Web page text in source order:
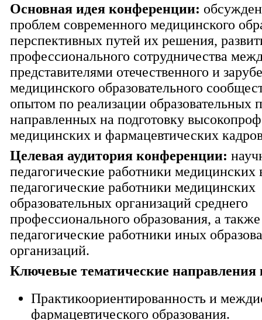
Основная идея конференции:
проблем современного медицинского
перспективных путей их решения,
профессионального сотрудничества
представителями отечественного и
медицинского образовательного
опытом по реализации образовательных
направленных на подготовку
медицинских и фармацевтических
Целевая аудитория конференции:
педагогические работники
педагогические работники медицинских
образовательных организаций среднего
профессионального образования, а также
педагогические работники иных
организаций.
Ключевые тематические
Практикоориентированность и
фармацевтического образования.